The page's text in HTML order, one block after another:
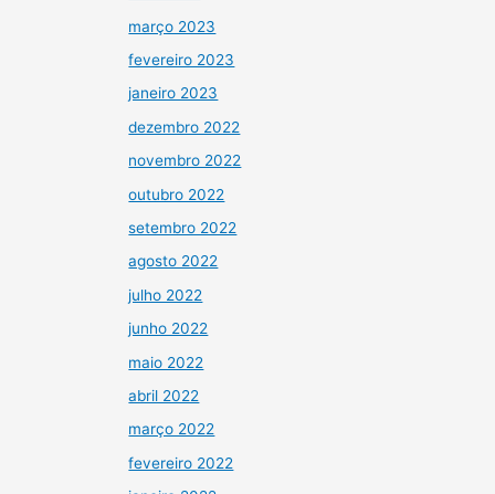
março 2023
fevereiro 2023
janeiro 2023
dezembro 2022
novembro 2022
outubro 2022
setembro 2022
agosto 2022
julho 2022
junho 2022
maio 2022
abril 2022
março 2022
fevereiro 2022